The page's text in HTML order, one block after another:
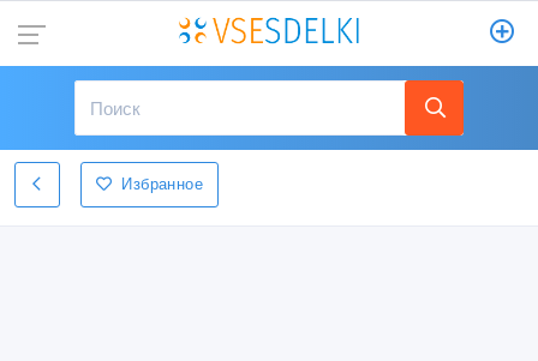
Избранное